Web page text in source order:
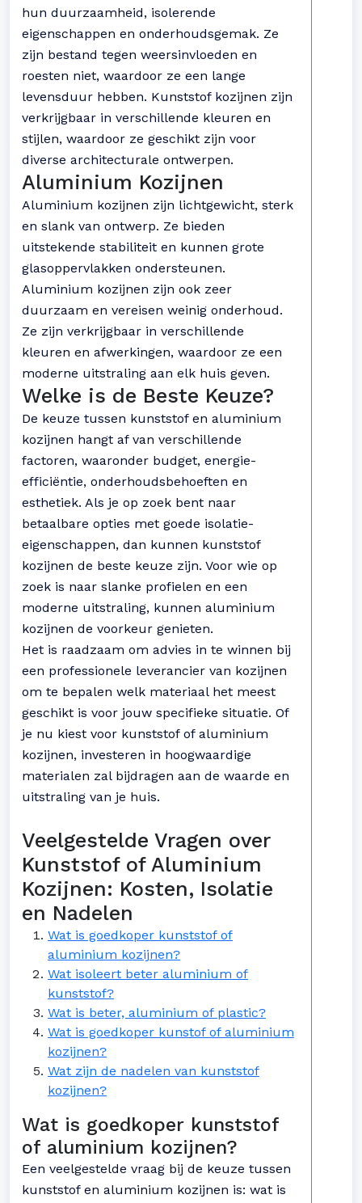
hun duurzaamheid, isolerende
eigenschappen en onderhoudsgemak. Ze
zijn bestand tegen weersinvloeden en
roesten niet, waardoor ze een lange
levensduur hebben. Kunststof kozijnen zijn
verkrijgbaar in verschillende kleuren en
stijlen, waardoor ze geschikt zijn voor
diverse architecturale ontwerpen.
Aluminium Kozijnen
Aluminium kozijnen zijn lichtgewicht, sterk
en slank van ontwerp. Ze bieden
uitstekende stabiliteit en kunnen grote
glasoppervlakken ondersteunen.
Aluminium kozijnen zijn ook zeer
duurzaam en vereisen weinig onderhoud.
Ze zijn verkrijgbaar in verschillende
kleuren en afwerkingen, waardoor ze een
moderne uitstraling aan elk huis geven.
Welke is de Beste Keuze?
De keuze tussen kunststof en aluminium
kozijnen hangt af van verschillende
factoren, waaronder budget, energie-
efficiëntie, onderhoudsbehoeften en
esthetiek. Als je op zoek bent naar
betaalbare opties met goede isolatie-
eigenschappen, dan kunnen kunststof
kozijnen de beste keuze zijn. Voor wie op
zoek is naar slanke profielen en een
moderne uitstraling, kunnen aluminium
kozijnen de voorkeur genieten.
Het is raadzaam om advies in te winnen bij
een professionele leverancier van kozijnen
om te bepalen welk materiaal het meest
geschikt is voor jouw specifieke situatie. Of
je nu kiest voor kunststof of aluminium
kozijnen, investeren in hoogwaardige
materialen zal bijdragen aan de waarde en
uitstraling van je huis.
Veelgestelde Vragen over
Kunststof of Aluminium
Kozijnen: Kosten, Isolatie
en Nadelen
Wat is goedkoper kunststof of
aluminium kozijnen?
Wat isoleert beter aluminium of
kunststof?
Wat is beter, aluminium of plastic?
Wat is goedkoper kunstof of aluminium
kozijnen?
Wat zijn de nadelen van kunststof
kozijnen?
Wat is goedkoper kunststof
of aluminium kozijnen?
Een veelgestelde vraag bij de keuze tussen
kunststof en aluminium kozijnen is: wat is